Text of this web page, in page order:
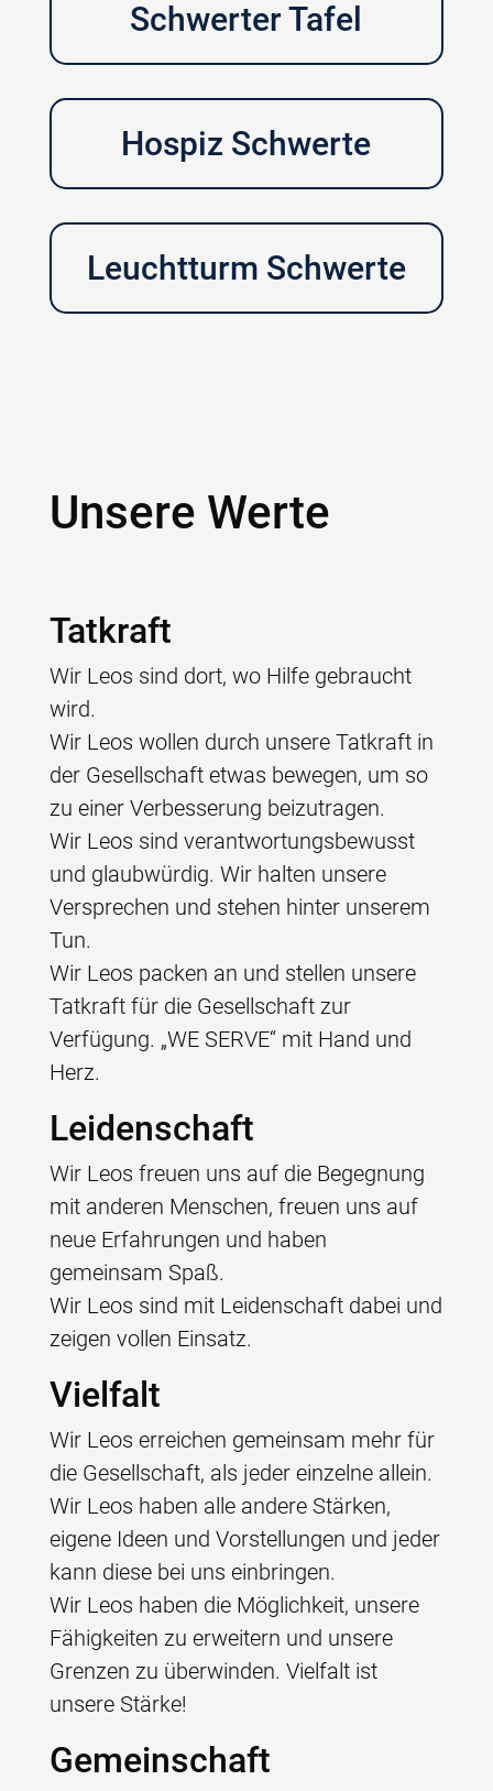
Schwerter Tafel
Hospiz Schwerte
Leuchtturm Schwerte
Unsere Werte
Tatkraft
Wir Leos sind dort, wo Hilfe gebraucht
wird.
Wir Leos wollen durch unsere Tatkraft in
der Gesellschaft etwas bewegen, um so
zu einer Verbesserung beizutragen.
Wir Leos sind verantwortungsbewusst
und glaubwürdig. Wir halten unsere
Versprechen und stehen hinter unserem
Tun.
Wir Leos packen an und stellen unsere
Tatkraft für die Gesellschaft zur
Verfügung. „WE SERVE“ mit Hand und
Herz.
Leidenschaft
Wir Leos freuen uns auf die Begegnung
mit anderen Menschen, freuen uns auf
neue Erfahrungen und haben
gemeinsam Spaß.
Wir Leos sind mit Leidenschaft dabei und
zeigen vollen Einsatz.
Vielfalt
Wir Leos erreichen gemeinsam mehr für
die Gesellschaft, als jeder einzelne allein.
Wir Leos haben alle andere Stärken,
eigene Ideen und Vorstellungen und jeder
kann diese bei uns einbringen.
Wir Leos haben die Möglichkeit, unsere
Fähigkeiten zu erweitern und unsere
Grenzen zu überwinden. Vielfalt ist
unsere Stärke!
Gemeinschaft